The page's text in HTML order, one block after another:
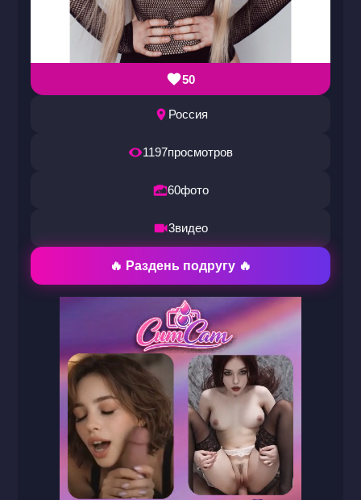
50
Россия
1197просмотров
60фото
3видео
🔥 Раздень подругу 🔥